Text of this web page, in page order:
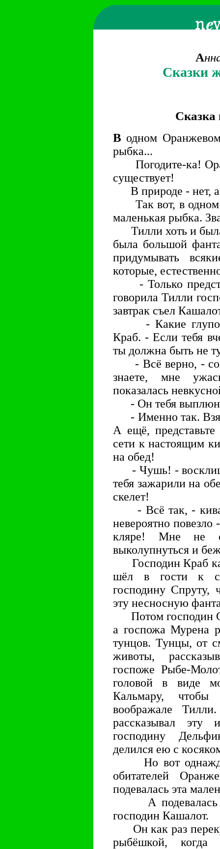
А
Сказки
Сказка
В одном
рыбка...
Погодите-ка!
существует!
В природе - нет, а
Так вот, в одном
маленькая рыбка.
Тилли хоть и
была большой
придумывать
которые,
- Только
говорила Тилли
завтрак съел
- Какие
Краб. - Если тебя
ты должна быть не
- Всё верно, -
знаете, мне
показалась
- Он тебя
- Именно так.
А ещё, представьте
сети к настоящим
на обед!
- Чушь! -
тебя зажарили на
скелет!
- Всё так, -
невероятно
кляре! Мне не
выколупнуться и
Господин Краб
шёл в гости к
господину Спруту,
эту несносную
Потом господин
а госпожа Мурена
тунцов. Тунцы, от
животы,
госпоже Рыбе-
головой в виде
Кальмару, чтобы
воображале
рассказывал эту
господину
делился ею с
Но вот однажды
обитателей
подевалась эта
А подевалась
господин Кашалот.
Он как раз
рыбёшкой, когда